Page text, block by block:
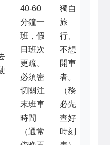
40-60
分鐘一
班，假
日班次
更疏。
必須密
切關注
末班車
時間
（通常
獨自
旅
行、
不想
開車
者。
（務
必先
查好
時刻